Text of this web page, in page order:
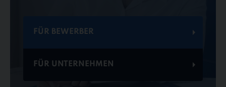
FÜR BEWERBER
FÜR UNTERNEHMEN